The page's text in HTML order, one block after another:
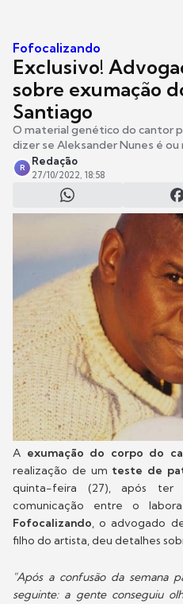
Fofocalizando
Exclusivo!
sobre exumação
Santiago
O material genético do cantor
dizer se Aleksander Nunes é
R
Redação
27/10/2022, 18:58
A exumação do corpo do
realização de um teste de
quinta-feira (27), após
comunicação entre o
Fofocalizando, o advogado
filho do artista, deu detalhes
"Após a confusão da semana
seguinte: a gente conseguiu